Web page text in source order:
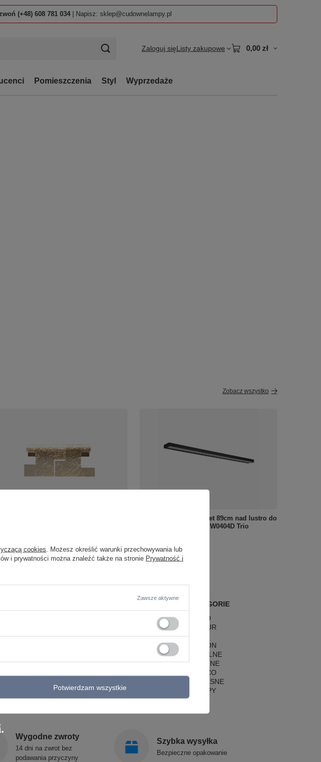
(+48) 608 781 034 | Napisz: sklep@cudownelampy.pl
Zaloguj sięListy zakupowe 0,00 zł
Pomieszczenia Styl Wyprzedaże
Zobacz wszystko
Podłużny czarny kinkiet 89cm nad lustro do
łazienki IP44 Maxlight W0404D Trio
SOLLUX
POPULARNE KATEGORIE
LAMPY RETRO
LAMPY GLAMOUR
LAMPY HAMPTON
LAMPY RUSTYKALNE
LAMPY KLASYCZNE
LAMPY ART DECO
LAMPY NOWOCZESNE
STYLOWE LAMPY
Wygodne zwroty
14 dni na zwrot bez
podawania przyczyny
Szybka wysyłka
Bezpieczne opakowanie
cookies . Możesz określić warunki przechowywania lub
i prywatności można znaleźć także na stronie Prywatność i
Zawsze aktywne
Potwierdzam wszystkie